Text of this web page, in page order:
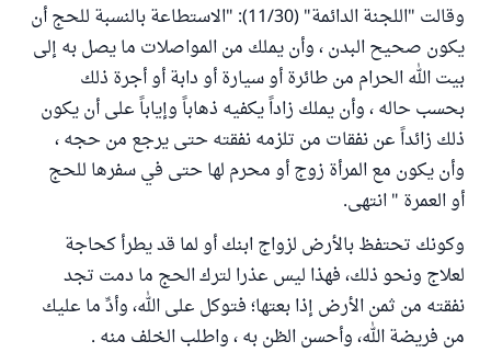
وقالت "اللجنة الدائمة" (11/30): "الاستطاعة بالنسبة للحج أن
يكون صحيح البدن ، وأن يملك من المواصلات ما يصل به إلى
بيت الله الحرام من طائرة أو سيارة أو دابة أو أجرة ذلك
بحسب حاله ، وأن يملك زاداً يكفيه ذهاباً وإياباً على أن يكون
ذلك زائداً عن نفقات من تلزمه نفقته حتى يرجع من حجه ،
وأن يكون مع المرأة زوج أو محرم لها حتى في سفرها للحج
أو العمرة " انتهى.
وكونك تحتفظ بالأرض لزواج ابنك أو لما قد يطرأ كحاجة
لعلاج ونحو ذلك، فهذا ليس عذرا لترك الحج ما دمت تجد
نفقته من ثمن الأرض إذا بعتها؛ فتوكل على الله، وأدِّ ما عليك
من فريضة الله، وأحسن الظن به ، واطلب الخلف منه .